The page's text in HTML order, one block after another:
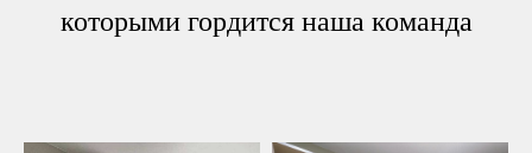
которыми гордится наша команда